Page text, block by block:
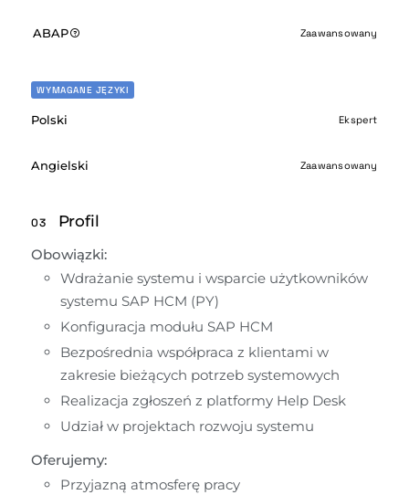
ABAP Zaawansowany
WYMAGANE JĘZYKI
Polski Ekspert
Angielski Zaawansowany
03 Profil
Obowiązki:
Wdrażanie systemu i wsparcie użytkowników
systemu SAP HCM (PY)
Konfiguracja modułu SAP HCM
Bezpośrednia współpraca z klientami w
zakresie bieżących potrzeb systemowych
Realizacja zgłoszeń z platformy Help Desk
Udział w projektach rozwoju systemu
Oferujemy:
Przyjazną atmosferę pracy